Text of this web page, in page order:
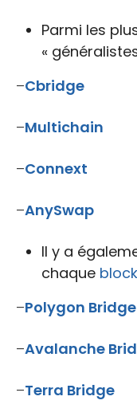
Parmi les
«
–Cbridge
–Multichain
–Connext
–AnySwap
Il y a
chaque
–Polygon Bridge
–Avalanche
–Terra Bridge